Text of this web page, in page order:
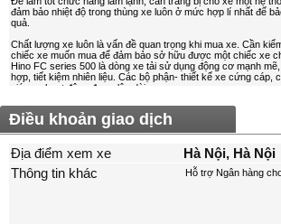
Điều khoản giao dịch
Địa điểm xem xe
Hà Nội, Hà Nội
Thông tin khác